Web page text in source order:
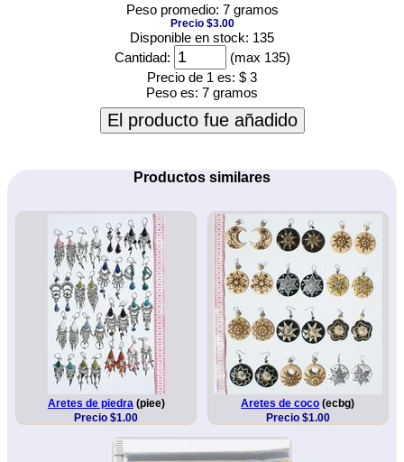
Peso promedio: 7 gramos
Precio $3.00
Disponible en stock: 135
Cantidad:
(max 135)
Precio de 1 es: $ 3
Peso es: 7 gramos
El producto fue añadido
Productos similares
Aretes de piedra (piee)
Precio $1.00
Aretes de coco (ecbg)
Precio $1.00